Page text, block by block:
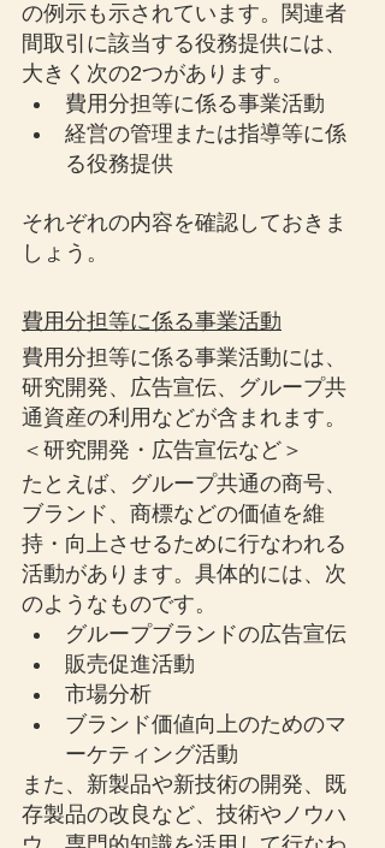
の例示も示されています。関連者
間取引に該当する役務提供には、
大きく次の2つがあります。
費用分担等に係る事業活動
経営の管理または指導等に係
る役務提供
それぞれの内容を確認しておきま
しょう。
費用分担等に係る事業活動
費用分担等に係る事業活動には、
研究開発、広告宣伝、グループ共
通資産の利用などが含まれます。
＜研究開発・広告宣伝など＞
たとえば、グループ共通の商号、
ブランド、商標などの価値を維
持・向上させるために行なわれる
活動があります。具体的には、次
のようなものです。
グループブランドの広告宣伝
販売促進活動
市場分析
ブランド価値向上のためのマ
ーケティング活動
また、新製品や新技術の開発、既
存製品の改良など、技術やノウハ